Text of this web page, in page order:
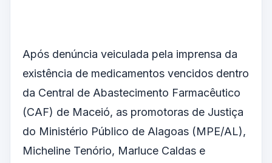
Após denúncia veiculada pela imprensa da
existência de medicamentos vencidos dentro
da Central de Abastecimento Farmacêutico
(CAF) de Maceió, as promotoras de Justiça
do Ministério Público de Alagoas (MPE/AL),
Micheline Tenório, Marluce Caldas e